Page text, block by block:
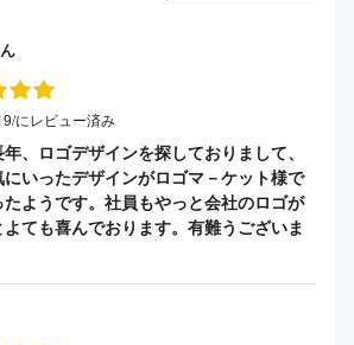
にレビュー済み
、ロゴデザインを探しておりまして、
いったデザインがロゴマ－ケット様で
たようです。社員もやっと会社のロゴが
ても喜んでおります。有難うございま